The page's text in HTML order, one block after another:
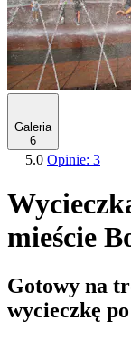
Galeria
6
5.0 Opinie: 3
mieście
Gotowy na
wycieczkę